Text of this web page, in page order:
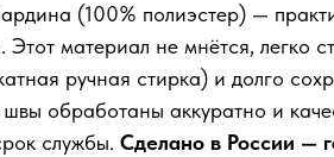
(100% полиэстер) —
Этот материал не мнётся, легко
ручная стирка) и долго
обработаны аккуратно и
службы. Сделано в России —